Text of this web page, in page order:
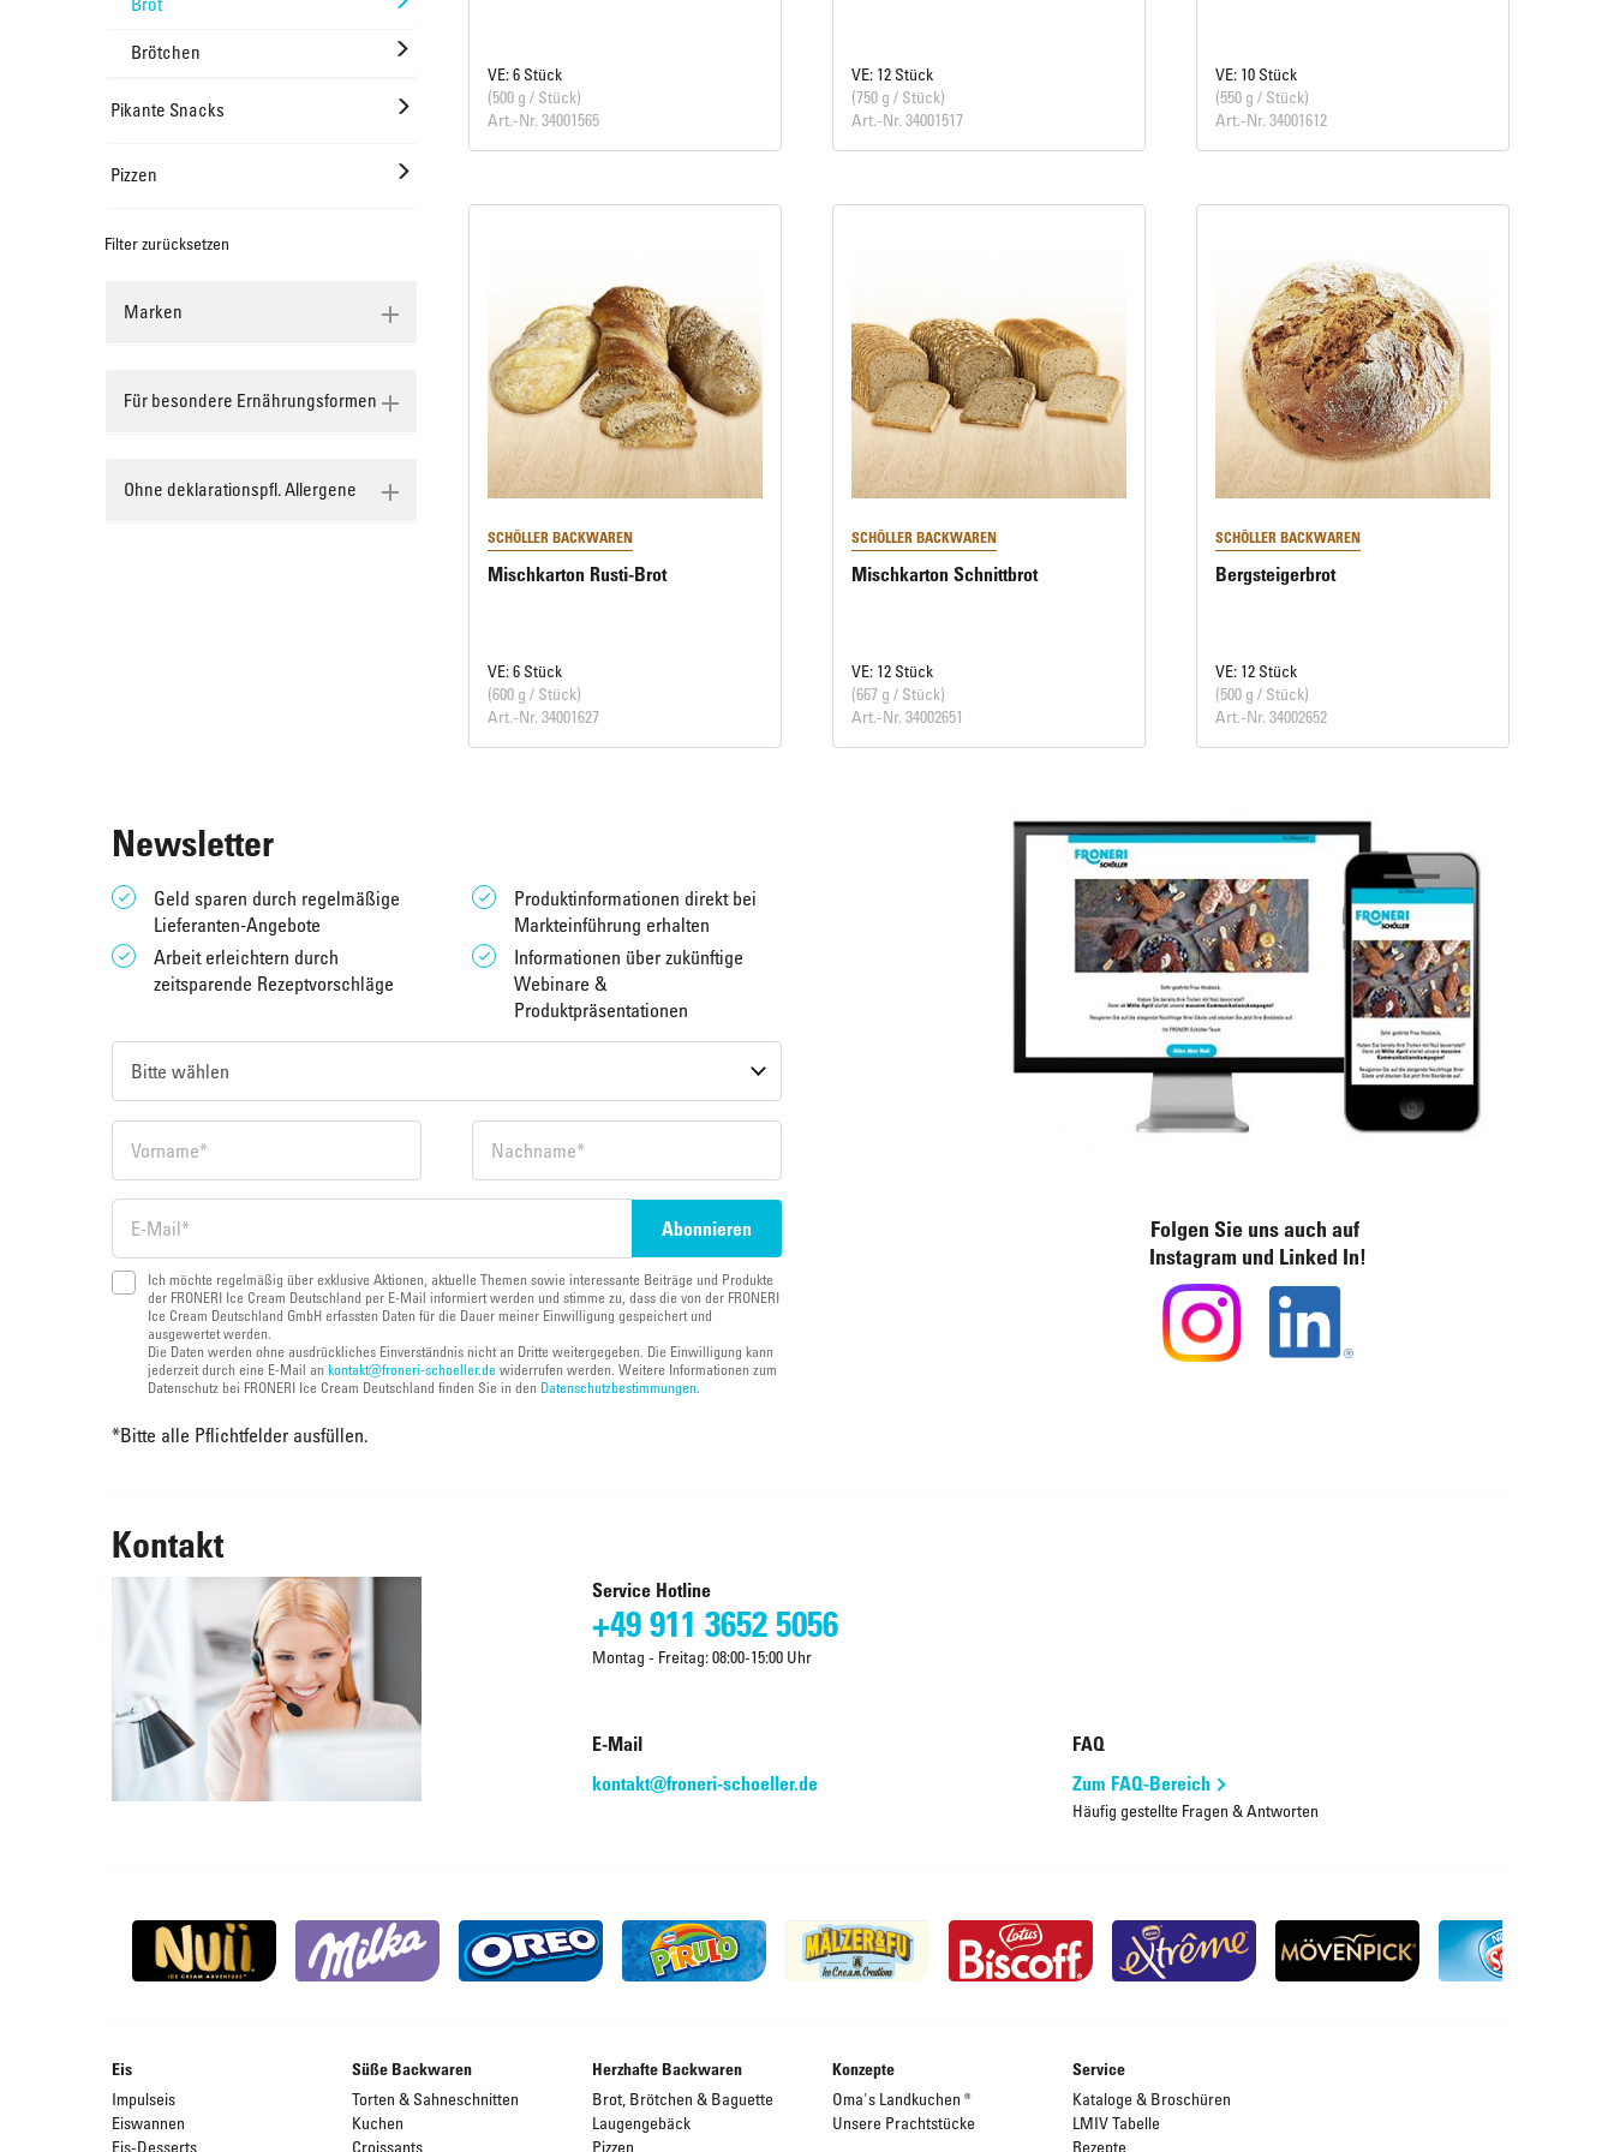
Brötchen
Pikante Snacks
Pizzen
Filter zurücksetzen
Marken
Für besondere Ernährungsformen
Ohne deklarationspfl. Allergene
VE: 6 Stück
(500 g / Stück)
Art.-Nr. 34001565
VE: 12 Stück
(750 g / Stück)
Art.-Nr. 34001517
VE: 10 Stück
(550 g / Stück)
Art.-Nr. 34001612
SCHÖLLER BACKWAREN
Mischkarton Rusti-Brot
VE: 6 Stück
(600 g / Stück)
Art.-Nr. 34001627
SCHÖLLER BACKWAREN
Mischkarton Schnittbrot
VE: 12 Stück
(667 g / Stück)
Art.-Nr. 34002651
SCHÖLLER BACKWAREN
Bergsteigerbrot
VE: 12 Stück
(500 g / Stück)
Art.-Nr. 34002652
Newsletter
Geld sparen durch regelmäßige
Lieferanten-Angebote
Produktinformationen direkt bei
Markteinführung erhalten
Arbeit erleichtern durch
zeitsparende Rezeptvorschläge
Informationen über zukünftige
Webinare &
Produktpräsentationen
Ich möchte regelmäßig über exklusive Aktionen, aktuelle Themen sowie interessante Beiträge und Produkte
der FRONERI Ice Cream Deutschland per E-Mail informiert werden und stimme zu, dass die von der FRONERI
Ice Cream Deutschland GmbH erfassten Daten für die Dauer meiner Einwilligung gespeichert und
ausgewertet werden.
Die Daten werden ohne ausdrückliches Einverständnis nicht an Dritte weitergegeben. Die Einwilligung kann
jederzeit durch eine E-Mail an kontakt@froneri-schoeller.dewiderrufen werden. Weitere Informationen zum
Datenschutz bei FRONERI Ice Cream Deutschland finden Sie in den Datenschutzbestimmungen.
*Bitte alle Pflichtfelder ausfüllen.
Folgen Sie uns auch auf
Instagram und Linked In!
Kontakt
Service Hotline
+49 911 3652 5056
Montag - Freitag: 08:00-15:00 Uhr
E-Mail
kontakt@froneri-schoeller.de
FAQ
Zum FAQ-Bereich
Häufig gestellte Fragen & Antworten
Eis
Impulseis
Eiswannen
Eis-Desserts
Süße Backwaren
Torten & Sahneschnitten
Kuchen
Croissants
Herzhafte Backwaren
Brot, Brötchen & Baguette
Laugengebäck
Pizzen
Konzepte
Oma's Landkuchen ®
Unsere Prachtstücke
Service
Kataloge & Broschüren
LMIV Tabelle
Rezepte